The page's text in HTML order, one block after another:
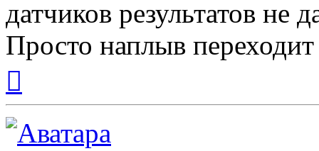
датчиков результатов не
Просто наплыв переходит
началу